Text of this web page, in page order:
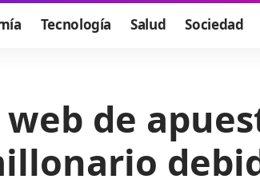
Tecnología Salud Sociedad
de